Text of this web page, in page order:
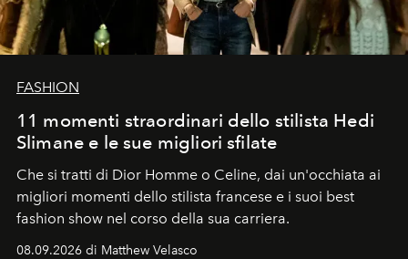
FASHION
11 momenti straordinari dello stilista Hedi
Slimane e le sue migliori sfilate
Che si tratti di Dior Homme o Celine, dai un'occhiata ai
migliori momenti dello stilista francese e i suoi best
fashion show nel corso della sua carriera.
08.09.2026 di Matthew Velasco